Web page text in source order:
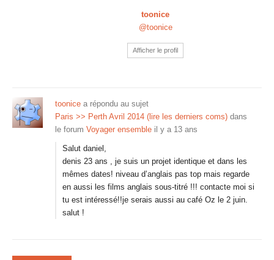
toonice
@toonice
Afficher le profil
toonice a répondu au sujet
Paris >> Perth Avril 2014 (lire les derniers coms) dans
le forum Voyager ensemble il y a 13 ans
Salut daniel,
denis 23 ans , je suis un projet identique et dans les
mêmes dates! niveau d’anglais pas top mais regarde
en aussi les films anglais sous-titré !!! contacte moi si
tu est intéressé!!je serais aussi au café Oz le 2 juin.
salut !